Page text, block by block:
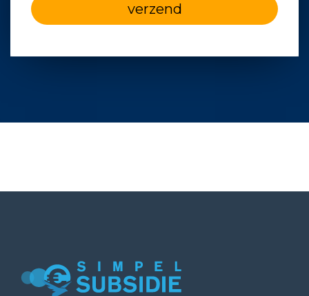
verzend